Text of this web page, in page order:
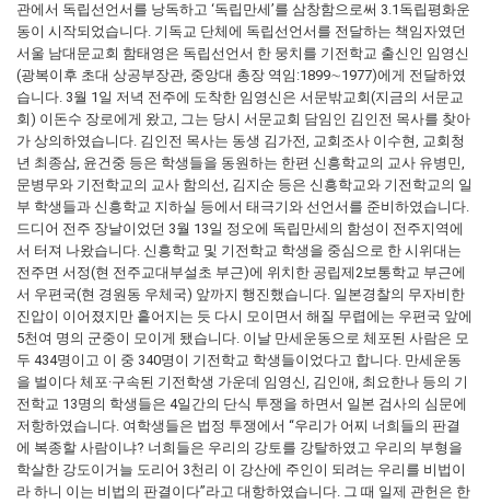
관에서 독립선언서를 낭독하고 ‘독립만세’를 삼창함으로써 3.1독립평화운
동이 시작되었습니다. 기독교 단체에 독립선언서를 전달하는 책임자였던
서울 남대문교회 함태영은 독립선언서 한 뭉치를 기전학교 출신인 임영신
(광복이후 초대 상공부장관, 중앙대 총장 역임:1899∼1977)에게 전달하였
습니다. 3월 1일 저녁 전주에 도착한 임영신은 서문밖교회(지금의 서문교
회) 이돈수 장로에게 왔고, 그는 당시 서문교회 담임인 김인전 목사를 찾아
가 상의하였습니다. 김인전 목사는 동생 김가전, 교회조사 이수현, 교회청
년 최종삼, 윤건중 등은 학생들을 동원하는 한편 신흥학교의 교사 유병민,
문병무와 기전학교의 교사 함의선, 김지순 등은 신흥학교와 기전학교의 일
부 학생들과 신흥학교 지하실 등에서 태극기와 선언서를 준비하였습니다.
드디어 전주 장날이었던 3월 13일 정오에 독립만세의 함성이 전주지역에
서 터져 나왔습니다. 신흥학교 및 기전학교 학생을 중심으로 한 시위대는
전주면 서정(현 전주교대부설초 부근)에 위치한 공립제2보통학교 부근에
서 우편국(현 경원동 우체국) 앞까지 행진했습니다. 일본경찰의 무자비한
진압이 이어졌지만 흩어지는 듯 다시 모이면서 해질 무렵에는 우편국 앞에
5천여 명의 군중이 모이게 됐습니다. 이날 만세운동으로 체포된 사람은 모
두 434명이고 이 중 340명이 기전학교 학생들이었다고 합니다. 만세운동
을 벌이다 체포·구속된 기전학생 가운데 임영신, 김인애, 최요한나 등의 기
전학교 13명의 학생들은 4일간의 단식 투쟁을 하면서 일본 검사의 심문에
저항하였습니다. 여학생들은 법정 투쟁에서 “우리가 어찌 너희들의 판결
에 복종할 사람이냐? 너희들은 우리의 강토를 강탈하였고 우리의 부형을
학살한 강도이거늘 도리어 3천리 이 강산에 주인이 되려는 우리를 비법이
라 하니 이는 비법의 판결이다”라고 대항하였습니다. 그 때 일제 관헌은 한